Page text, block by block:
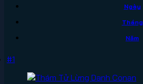
Ngày
Tháng
Năm
#1